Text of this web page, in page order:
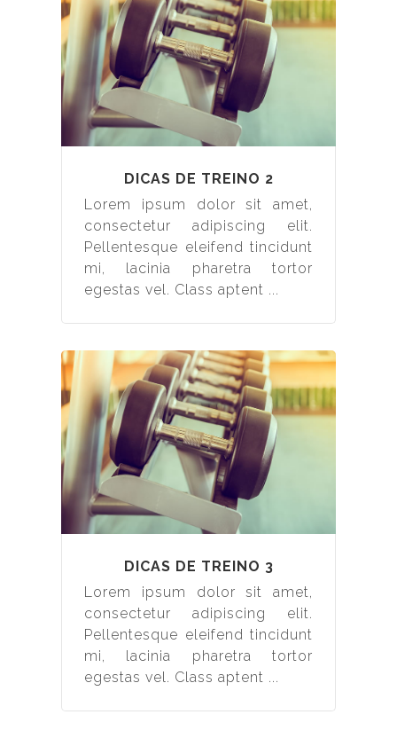
DICAS DE TREINO 2
Lorem ipsum dolor sit amet,
consectetur adipiscing elit.
Pellentesque eleifend tincidunt
mi, lacinia pharetra tortor
egestas vel. Class aptent ...
DICAS DE TREINO 3
Lorem ipsum dolor sit amet,
consectetur adipiscing elit.
Pellentesque eleifend tincidunt
mi, lacinia pharetra tortor
egestas vel. Class aptent ...